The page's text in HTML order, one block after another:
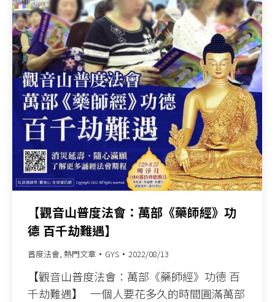
【觀音山普度法會：萬部《藥師經》功
德 百千劫難遇】
普度法會, 熱門文章 GYS 2022/08/13
【觀音山普度法會：萬部《藥師經》功德 百
千劫難遇】 一個人要花多久的時間圓滿萬部